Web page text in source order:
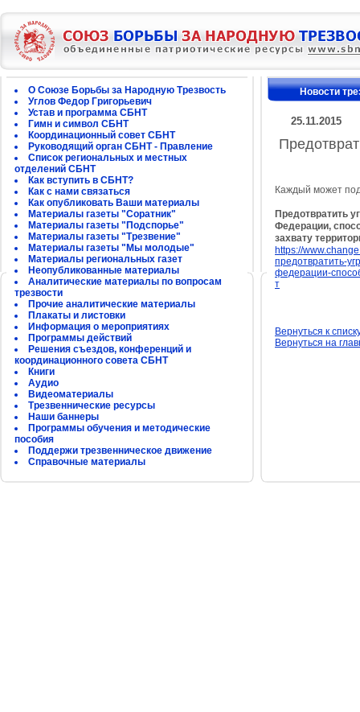
О Союзе Борьбы за Народную Трезвость
Углов Федор Григорьевич
Устав и программа СБНТ
Гимн и символ СБНТ
Координационный совет СБНТ
Руководящий орган СБНТ - Правление
Список региональных и местных
отделений СБНТ
Как вступить в СБНТ?
Как с нами связаться
Как опубликовать Ваши материалы
Материалы газеты "Соратник"
Материалы газеты "Подспорье"
Материалы газеты "Трезвение"
Материалы газеты "Мы молодые"
Материалы региональных газет
Неопубликованные материалы
Аналитические материалы по вопросам
трезвости
Прочие аналитические материалы
Плакаты и листовки
Информация о мероприятиях
Программы действий
Решения съездов, конференций и
координационного совета СБНТ
Книги
Аудио
Видеоматериалы
Трезвеннические ресурсы
Наши баннеры
Программы обучения и методические
пособия
Поддержи трезвенническое движение
Справочные материалы
Новости
25.11.2015
Каждый может
Предотвратить
Федерации,
захвату
https://
предотвратить-
федерации-
т
Вернуться к
Вернуться на